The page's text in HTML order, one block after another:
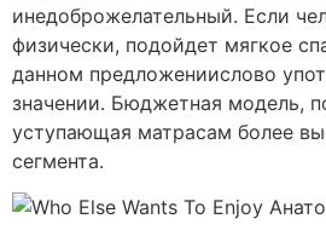
инедоброжелательный. Если
физически, подойдет мягкое
данном предложениислово
значении. Бюджетная модель,
уступающая матрасам более
сегмента.